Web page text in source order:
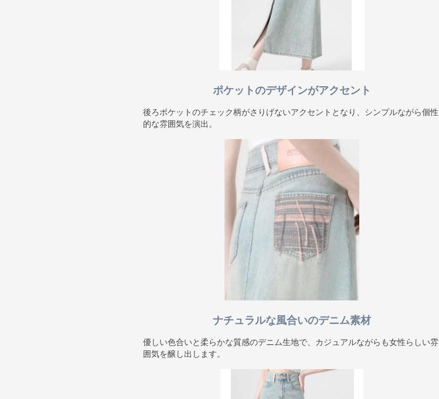
ポケットのデザインがアクセント
後ろポケットのチェック柄がさりげないアクセントとなり、シンプルながら個性
的な雰囲気を演出。
ナチュラルな風合いのデニム素材
優しい色合いと柔らかな質感のデニム生地で、カジュアルながらも女性らしい雰
囲気を醸し出します。